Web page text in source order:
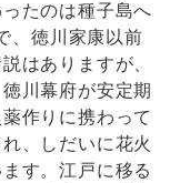
たのは種子島へ
、徳川家康以前
はありますが、
川幕府が安定期
作りに携わって
、しだいに花火
す。江戸に移る